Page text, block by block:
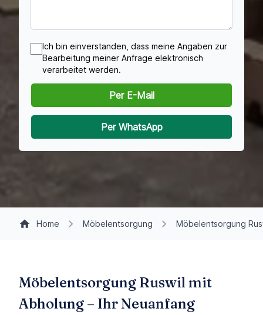
Ich bin einverstanden, dass meine Angaben zur
Bearbeitung meiner Anfrage elektronisch
verarbeitet werden.
Per E-Mail
Per WhatsApp
Home Möbelentsorgung Möbelentsorgung
Möbelentsorgung Ruswil mit
Abholung – Ihr Neuanfang